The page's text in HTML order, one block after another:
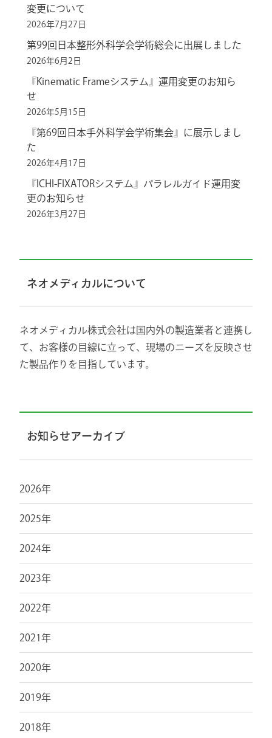
変更について
2026年7月27日
第99回日本整形外科学会学術総会に出展しました
2026年6月2日
『Kinematic Frameシステム』運用変更のお知ら
せ
2026年5月15日
『第69回日本手外科学会学術集会』に展示しまし
た
2026年4月17日
『ICHI-FIXATORシステム』パラレルガイド運用変
更のお知らせ
2026年3月27日
ネオメディカルについて
ネオメディカル株式会社は国内外の製造業者と連携し
て、お客様の目線に立って、現場のニーズを反映させ
た製品作りを目指しています。
お知らせアーカイブ
2026年
2025年
2024年
2023年
2022年
2021年
2020年
2019年
2018年